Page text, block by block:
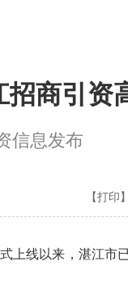
商引资
信息发布
【打印】
线以来，湛江市